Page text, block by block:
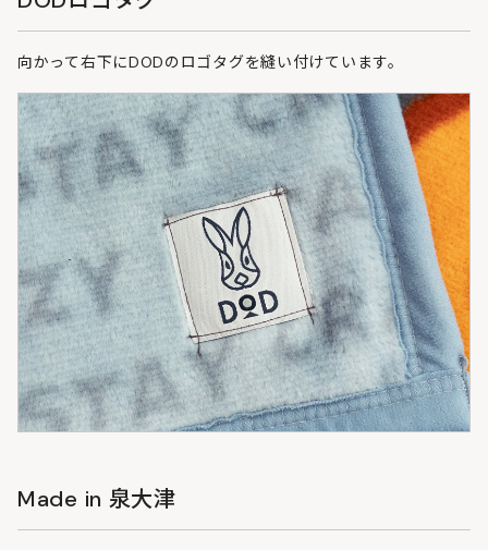
向かって右下にDODのロゴタグを縫い付けています。
Made in 泉大津